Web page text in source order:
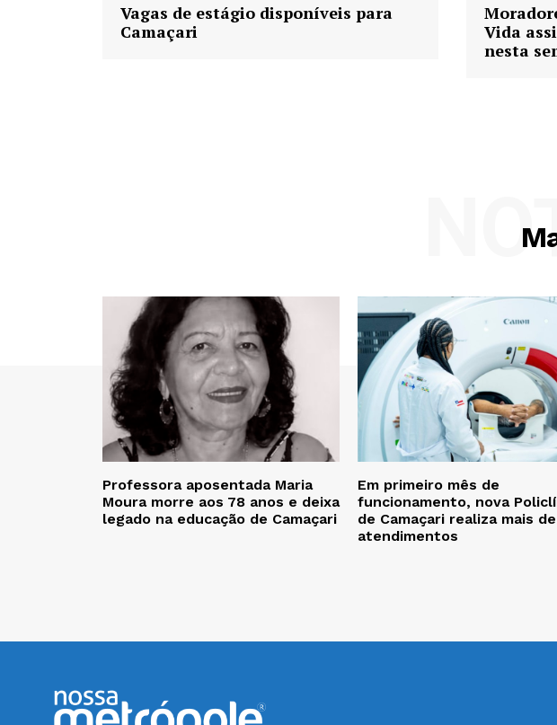
Vagas de estágio disponíveis para
Camaçari
Vida
nesta
Professora aposentada Maria
Moura morre aos 78 anos e deixa
legado na educação de Camaçari
Em primeiro mês de
funcionamento, nova
de Camaçari realiza mais
atendimentos